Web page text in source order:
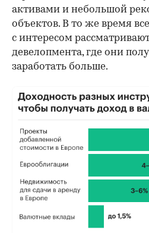
активами и небольшой
объектов. В то же время
с интересом
девелопмента, где они
заработать больше.